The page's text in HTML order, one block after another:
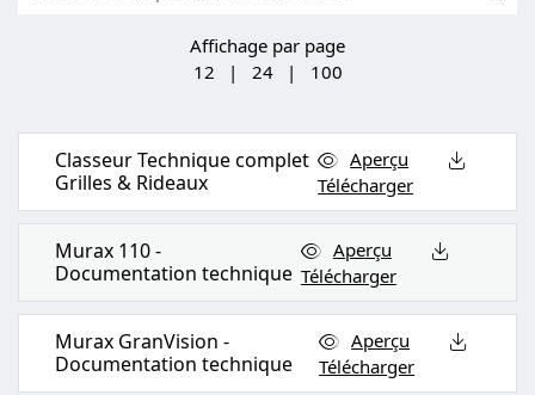
Affichage par page
12
| 24 | 100
Classeur Technique complet
Grilles & Rideaux
Aperçu
Télécharger
Murax 110 -
Documentation technique
Aperçu
Télécharger
Murax GranVision -
Documentation technique
Aperçu
Télécharger